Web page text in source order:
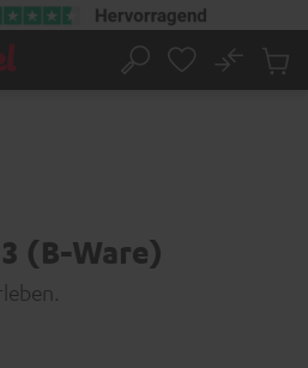
Suche
No
3 (B-Ware)